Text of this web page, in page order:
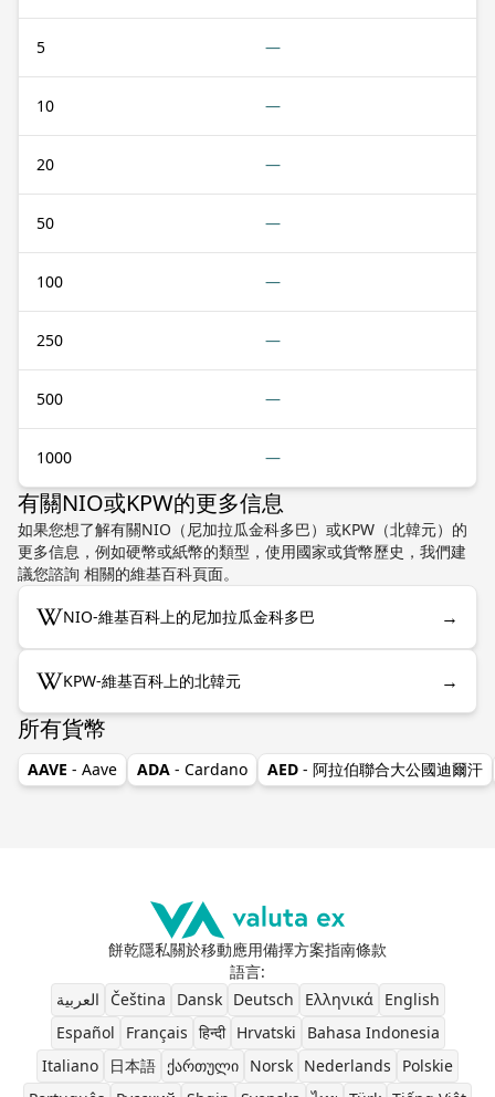
5 —
10 —
20 —
50 —
100 —
250 —
500 —
1000 —
有關NIO或KPW的更多信息
如果您想了解有關NIO（尼加拉瓜金科多巴）或KPW（北韓元）的
更多信息，例如硬幣或紙幣的類型，使用國家或貨幣歷史，我們建
議您諮詢 相關的維基百科頁面。
NIO-維基百科上的尼加拉瓜金科多巴 →
KPW-維基百科上的北韓元 →
所有貨幣
AAVE - Aave ADA - Cardano AED - 阿拉伯聯合大公國迪爾汗
餅乾隱私關於移動應用備擇方案指南條款
語言:
العربية
Čeština Dansk Deutsch Ελληνικά
English
Español
Français हिन्दी Hrvatski
Bahasa Indonesia
Italiano
日本語 ქართული Norsk Nederlands
Polskie